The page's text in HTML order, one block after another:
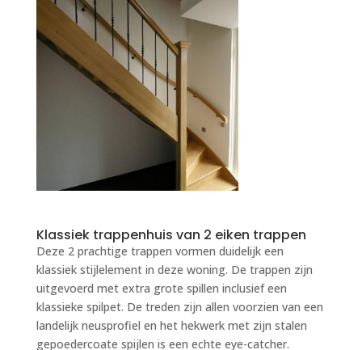
Klassiek trappenhuis van 2 eiken trappen
Deze 2 prachtige trappen vormen duidelijk een
klassiek stijlelement in deze woning. De trappen zijn
uitgevoerd met extra grote spillen inclusief een
klassieke spilpet. De treden zijn allen voorzien van een
landelijk neusprofiel en het hekwerk met zijn stalen
gepoedercoate spijlen is een echte eye-catcher.